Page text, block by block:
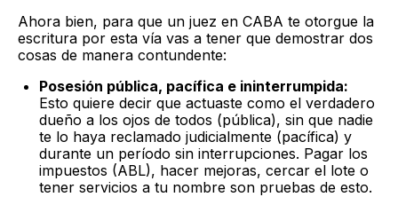
Ahora bien, para que un juez en CABA te otorgue la
escritura por esta vía vas a tener que demostrar dos
cosas de manera contundente:
Posesión pública, pacífica e ininterrumpida:
Esto quiere decir que actuaste como el verdadero
dueño a los ojos de todos (pública), sin que nadie
te lo haya reclamado judicialmente (pacífica) y
durante un período sin interrupciones. Pagar los
impuestos (ABL), hacer mejoras, cercar el lote o
tener servicios a tu nombre son pruebas de esto.